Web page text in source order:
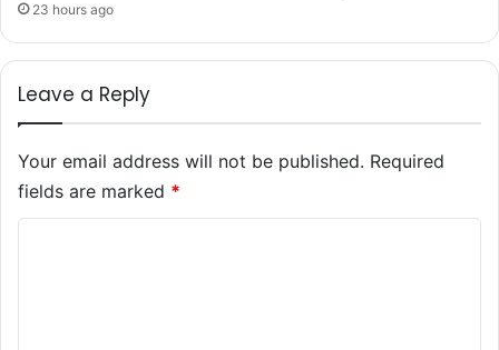
23 hours ago
Leave a Reply
Your email address will not be published. Required
fields are marked *